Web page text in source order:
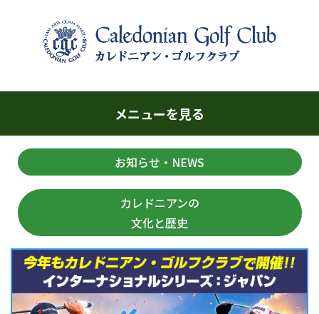
メニューを見る
お知らせ・NEWS
カレドニアンの
文化と歴史